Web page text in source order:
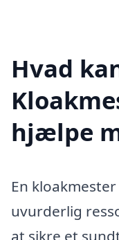
Hvad
hjælpe
En
uvurderlig
at sikre et